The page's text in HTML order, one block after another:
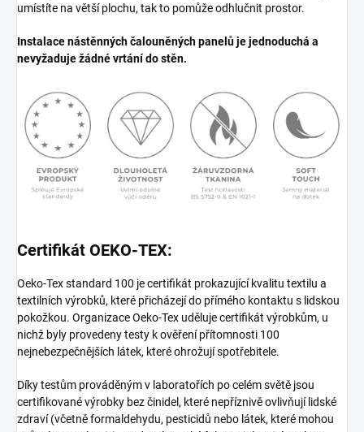
umístíte na větší plochu, tak to pomůže odhlučnit prostor.
Instalace nástěnných čalouněných panelů je jednoduchá a
nevyžaduje žádné vrtání do stěn.
Certifikát OEKO-TEX:
Oeko-Tex standard 100 je certifikát prokazující kvalitu textilu a
textilních výrobků, které přicházejí do přímého kontaktu s lidskou
pokožkou. Organizace Oeko-Tex uděluje certifikát výrobkům, u
nichž byly provedeny testy k ověření přítomnosti 100
nejnebezpečnějších látek, které ohrožují spotřebitele.
Díky testům prováděným v laboratořích po celém světě jsou
certifikované výrobky bez činidel, které nepříznivě ovlivňují lidské
zdraví (včetně formaldehydu, pesticidů nebo látek, které mohou